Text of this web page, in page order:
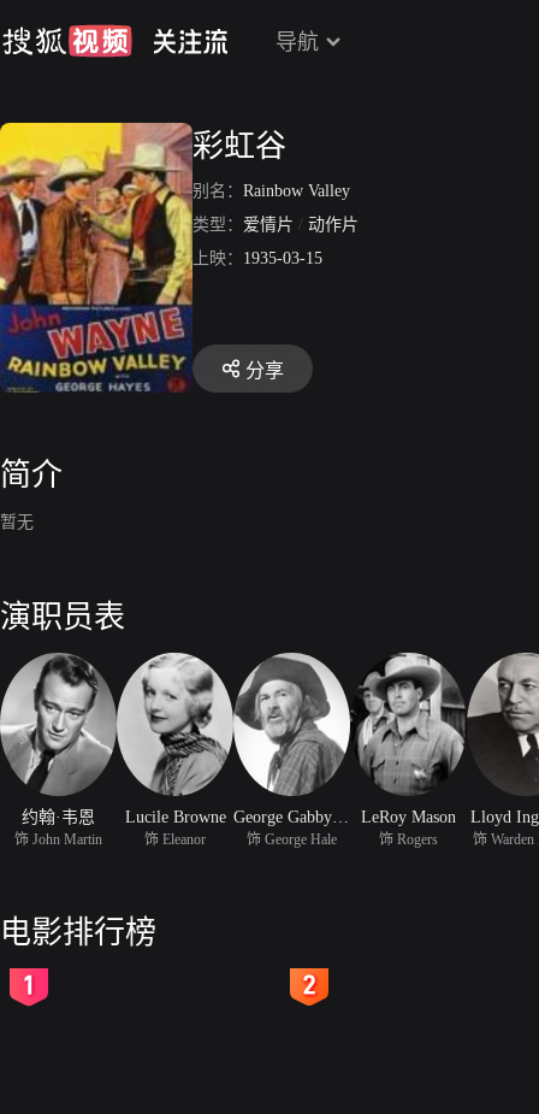
导航
彩虹谷
别名： Rainbow Valley
类型： 爱情片 / 动作片
上映： 1935-03-15
分享
简介
暂无
演职员表
约翰·韦恩
饰 John Martin
Lucile Browne
饰 Eleanor 饰 George Hale
LeRoy Mason
饰 Rogers
Lloyd
饰
电影排行榜